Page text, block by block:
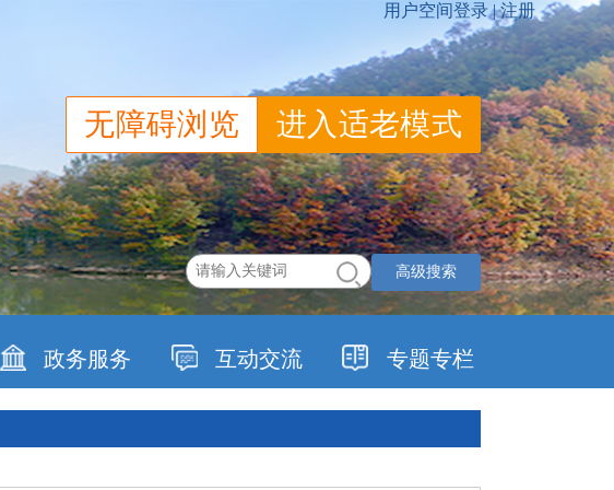
无障碍浏览 进入适老模式
高级搜索
政务服务 互动交流 专题专栏